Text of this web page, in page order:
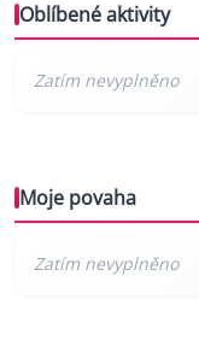
Oblíbené aktivity
Moje povaha